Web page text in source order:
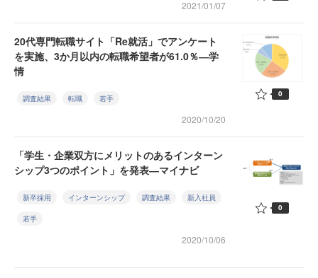
2021/01/07
20代専門転職サイト「Re就活」でアンケート
を実施、3か月以内の転職希望者が61.0％―学
情
調査結果 転職 若手
2020/10/20
0
「学生・企業双方にメリットのあるインターン
シップ3つのポイント」を発表―マイナビ
新卒採用 インターンシップ 調査結果 新入社員
若手
2020/10/06
0